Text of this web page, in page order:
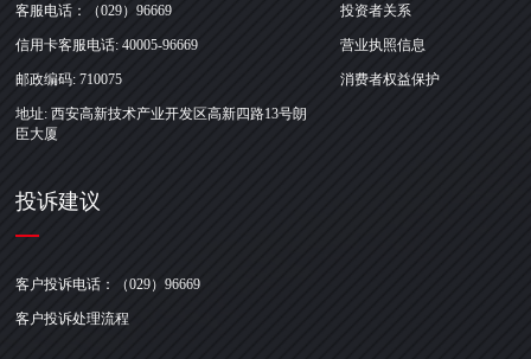
客服电话：（029）96669
信用卡客服电话: 40005-96669
邮政编码: 710075
地址: 西安高新技术产业开发区高新四路13号朗
臣大厦
投资者关系
营业执照信息
消费者权益保护
投诉建议
客户投诉电话：（029）96669
客户投诉处理流程